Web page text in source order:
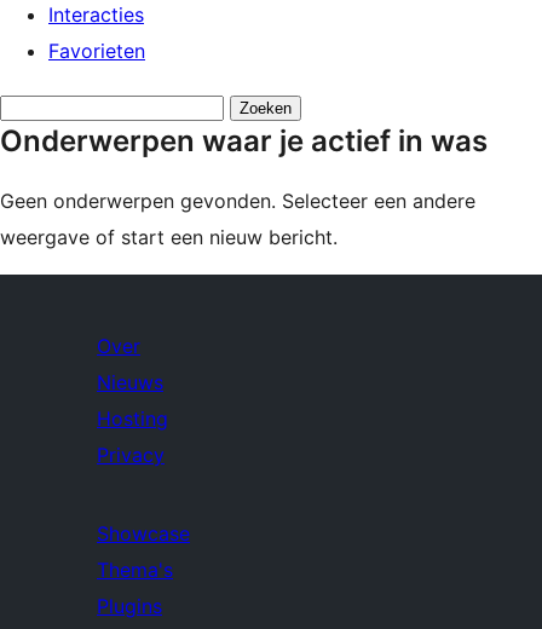
Interacties
Favorieten
zoeken:
Onderwerpen waar je actief in was
Geen onderwerpen gevonden. Selecteer een andere
weergave of start een nieuw bericht.
Over
Nieuws
Hosting
Privacy
Showcase
Thema's
Plugins